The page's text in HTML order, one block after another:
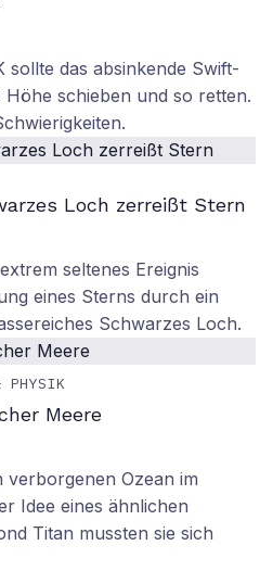
sollte das absinkende Swift-
schieben und so retten.
Loch zerreißt Stern
seltenes Ereignis
eines Sterns durch ein
Schwarzes Loch.
PHYSIK
Meere
Ozean im
Idee eines ähnlichen
Titan mussten sie sich